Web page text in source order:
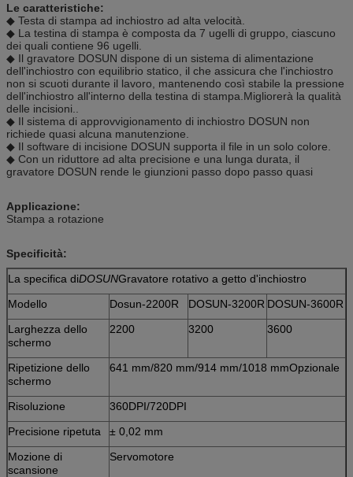
Le caratteristiche:
◆ Testa di stampa ad inchiostro ad alta velocità.
◆ La testina di stampa è composta da 7 ugelli di gruppo, ciascuno
dei quali contiene 96 ugelli.
◆ Il gravatore DOSUN dispone di un sistema di alimentazione
dell'inchiostro con equilibrio statico, il che assicura che l'inchiostro
non si scuoti durante il lavoro, mantenendo così stabile la pressione
dell'inchiostro all'interno della testina di stampa.Migliorerà la qualità
delle incisioni..
◆ Il sistema di approvvigionamento di inchiostro DOSUN non
richiede quasi alcuna manutenzione.
◆ Il software di incisione DOSUN supporta il file in un solo colore.
◆ Con un riduttore ad alta precisione e una lunga durata, il
gravatore DOSUN rende le giunzioni passo dopo passo quasi
Applicazione:
Stampa a rotazione
Specificità:
La specifica diDOSUNGravatore rotativo a getto d'inchiostro
Modello
Dosun-2200R DOSUN-3200R DOSUN-3600R
Larghezza dello
schermo
2200 3200 3600
Ripetizione dello
schermo
641 mm/820 mm/914 mm/1018 mmOpzionale
Risoluzione
360DPI/720DPI
Precisione ripetuta
± 0,02 mm
Mozione di
scansione
Servomotore